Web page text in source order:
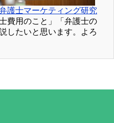
護士マーケティング研究
費用のこと」「弁護士の
したいと思います。よろ